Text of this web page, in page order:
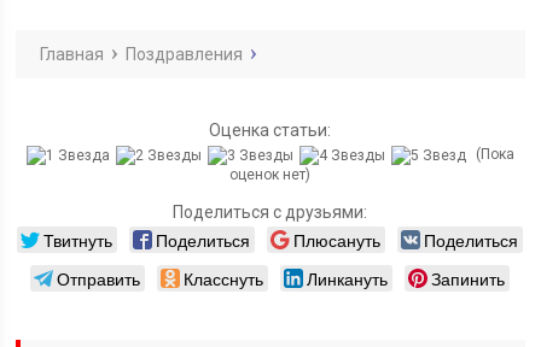
Главная Поздравления
Оценка статьи:
(Пока
оценок нет)
Поделиться с друзьями:
Твитнуть Поделиться Плюсануть
Поделиться
Отправить
Класснуть Линкануть Запинить